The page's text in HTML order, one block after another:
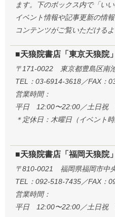
ます。下のボックス内で「い
イベント情報や記事更新の情
コンテンツがご覧いただけるよ
■天狼院書店「東京天狼院」
〒171-0022 東京都豊島区南
TEL：03-6914-3618／FAX：
営業時間：
平日 12:00〜22:00／土日祝
＊定休日：木曜日（イベント時
■天狼院書店「福岡天狼院」
〒810-0021 福岡県福岡市中
TEL：092-518-7435／FAX：
営業時間：
平日 12:00〜22:00／土日祝